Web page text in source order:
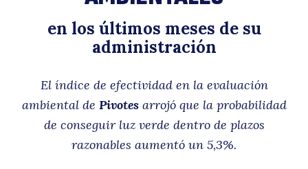
en los últimos meses de su
administración
El índice de efectividad en la evaluación
ambiental de Pivotesarrojó que la probabilidad
de conseguir luz verde dentro de plazos
razonables aumentó un 5,3%.